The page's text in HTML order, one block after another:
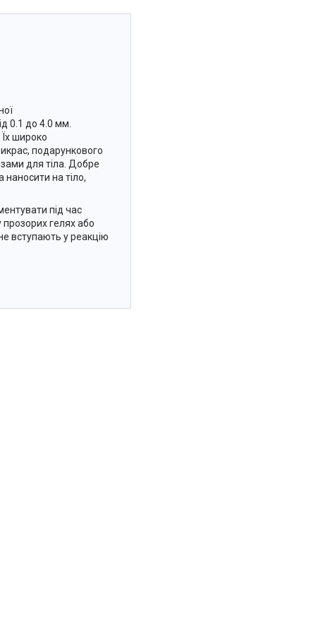
0.1 до 4.0 мм.
широко
подарункового
для тіла. Добре
наносити на тіло,
під час
гелях або
вступають у реакцію